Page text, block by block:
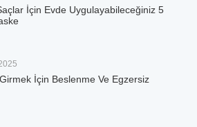
İçin Evde Uygulayabileceğiniz 5
İçin Beslenme Ve Egzersiz